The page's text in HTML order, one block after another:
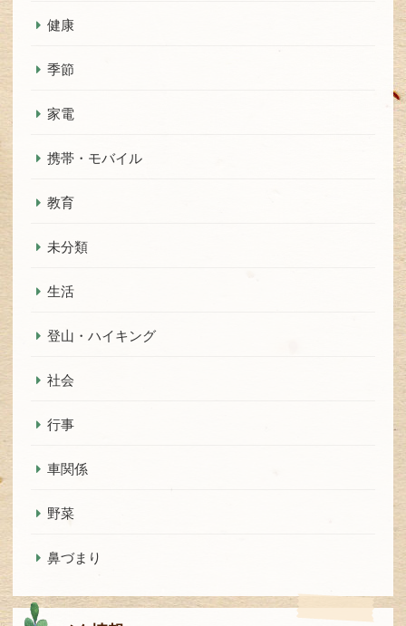
健康
季節
家電
携帯・モバイル
教育
未分類
生活
登山・ハイキング
社会
行事
車関係
野菜
鼻づまり